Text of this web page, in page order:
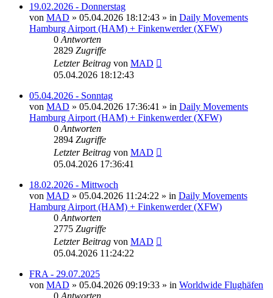
19.02.2026 - Donnerstag
von MAD » 05.04.2026 18:12:43 » in Daily Movements
Hamburg Airport (HAM) + Finkenwerder (XFW)
0 Antworten
2829 Zugriffe
Letzter Beitrag von MAD
05.04.2026 18:12:43
05.04.2026 - Sonntag
von MAD » 05.04.2026 17:36:41 » in Daily Movements
Hamburg Airport (HAM) + Finkenwerder (XFW)
0 Antworten
2894 Zugriffe
Letzter Beitrag von MAD
05.04.2026 17:36:41
18.02.2026 - Mittwoch
von MAD » 05.04.2026 11:24:22 » in Daily Movements
Hamburg Airport (HAM) + Finkenwerder (XFW)
0 Antworten
2775 Zugriffe
Letzter Beitrag von MAD
05.04.2026 11:24:22
FRA - 29.07.2025
von MAD » 05.04.2026 09:19:33 » in Worldwide Flughäfen
0 Antworten